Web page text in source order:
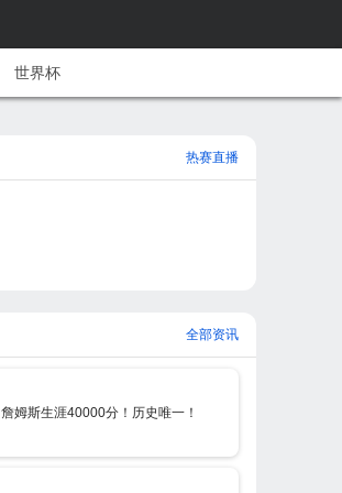
世界杯
热赛直播
全部资讯
詹姆斯生涯40000分！历史唯一！